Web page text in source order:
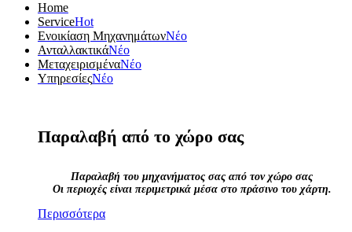
Home
ServiceHot
Ενοικίαση ΜηχανημάτωνΝέο
ΑνταλλακτικάΝέο
ΜεταχειρισμέναΝέο
ΥπηρεσίεςΝέο
Παραλαβή από το χώρο σας
Παραλαβή του μηχανήματος σας από τον χώρο σας
Οι περιοχές είναι περιμετρικά μέσα στο πράσινο του χάρτη.
Περισσότερα